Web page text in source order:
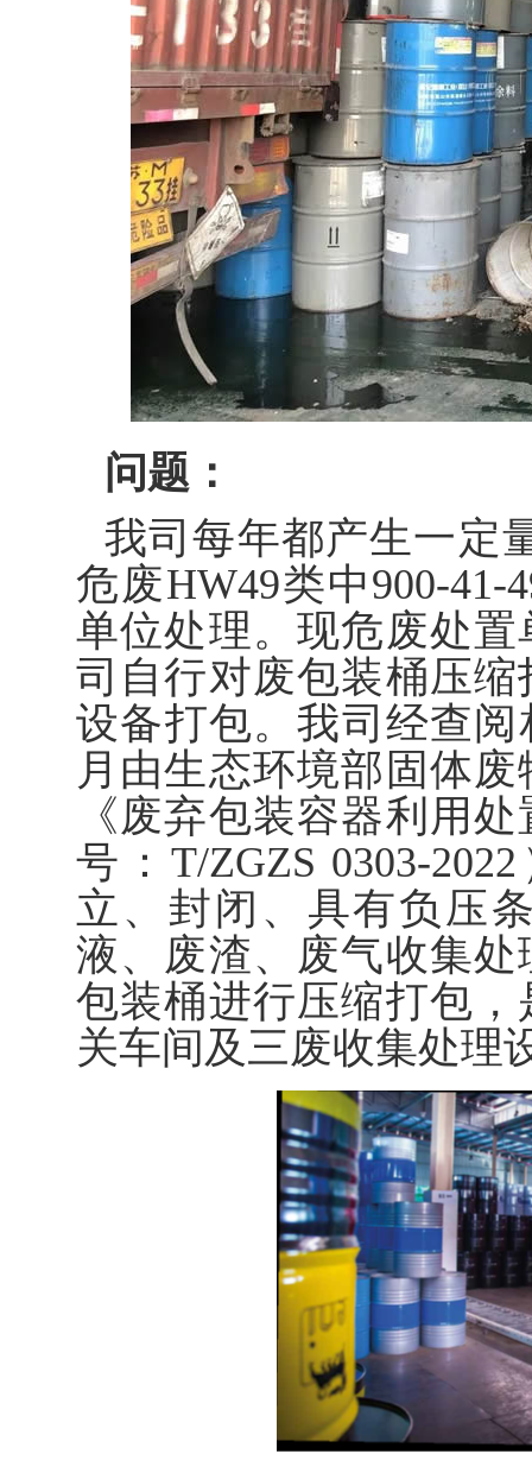
问题：
我司每年都产生一定
危废HW49类中900-
单位处理。现危废处
司自行对废包装桶压
设备打包。我司经查阅
月由生态环境部固体
《废弃包装容器利用
号：T/ZGZS 0303-
立、封闭、具有负压
液、废渣、废气收集
包装桶进行压缩打包
关车间及三废收集处理